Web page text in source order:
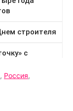
, Россия,